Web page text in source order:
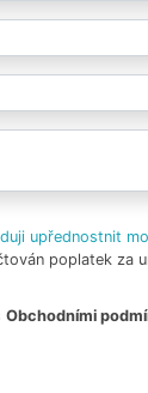
upřednostnit
poplatek za
Obchodními